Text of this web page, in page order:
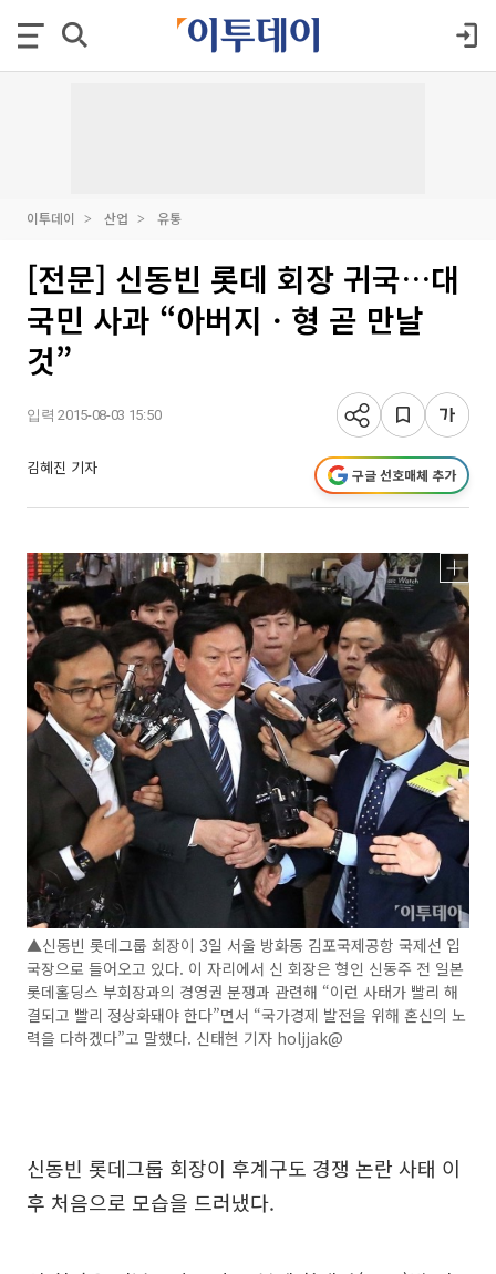
이투데이 산업 유통
[전문] 신동빈 롯데 회장 귀국…대
국민 사과 “아버지ㆍ형 곧 만날
것”
입력 2015-08-03 15:50
김혜진 기자 구글 선호매체 추가
▲신동빈 롯데그룹 회장이 3일 서울 방화동 김포국제공항 국제선 입
국장으로 들어오고 있다. 이 자리에서 신 회장은 형인 신동주 전 일본
롯데홀딩스 부회장과의 경영권 분쟁과 관련해 “이런 사태가 빨리 해
결되고 빨리 정상화돼야 한다”면서 “국가경제 발전을 위해 혼신의 노
력을 다하겠다”고 말했다. 신태현 기자 holjjak@
신동빈 롯데그룹 회장이 후계구도 경쟁 논란 사태 이
후 처음으로 모습을 드러냈다.